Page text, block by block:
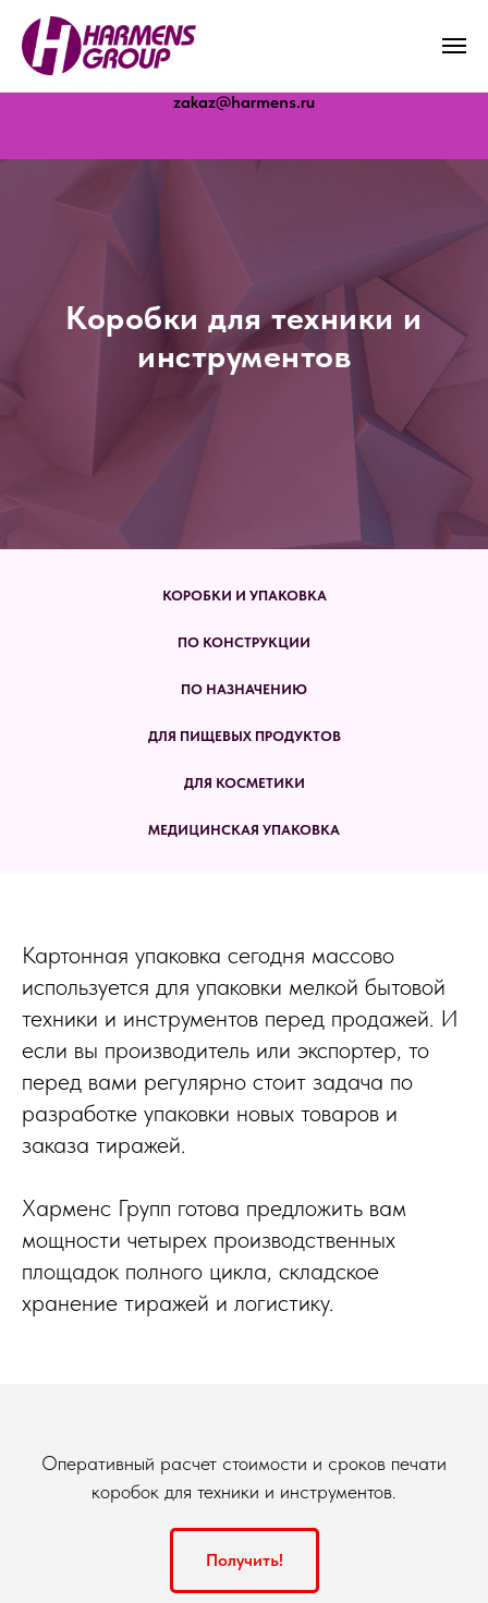
Молоково · Дубна · Белореченск · Бердск
zakaz@harmens.ru
Коробки для техники и
инструментов
КОРОБКИ И УПАКОВКА
ПО КОНСТРУКЦИИ
ПО НАЗНАЧЕНИЮ
ДЛЯ ПИЩЕВЫХ ПРОДУКТОВ
ДЛЯ КОСМЕТИКИ
МЕДИЦИНСКАЯ УПАКОВКА
Картонная упаковка сегодня массово
используется для упаковки мелкой бытовой
техники и инструментов перед продажей. И
если вы производитель или экспортер, то
перед вами регулярно стоит задача по
разработке упаковки новых товаров и
заказа тиражей.
Харменс Групп готова предложить вам
мощности четырех производственных
площадок полного цикла, складское
хранение тиражей и логистику.
Оперативный расчет стоимости и сроков печати
коробок для техники и инструментов.
Получить!